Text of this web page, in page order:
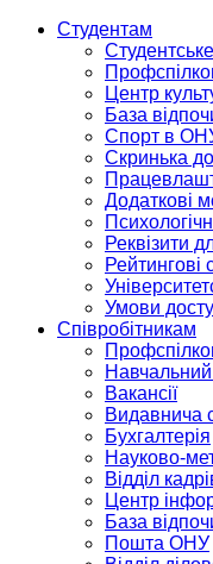
Студентам
Центр
База
Спорт в
Скринька
Додаткові
Реквізити
Рейтингові
Умови
Співробітникам
Навчальний
Вакансії
Видавнича
Бухгалтерія
Науково-
Відділ
Центр
База
Пошта ОНУ